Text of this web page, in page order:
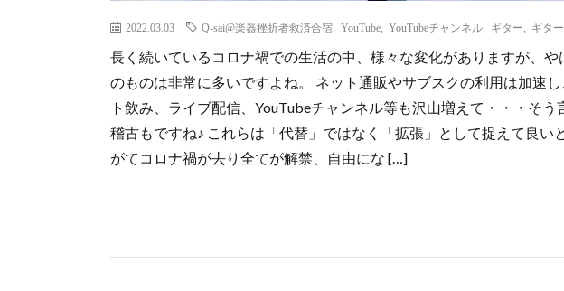
2022.03.03 Q-sai@楽器挫折者救済合宿 YouTube YouTubeチャンネル ギター ギタ
長く続いているコロナ禍での生活の中、様々な変化がありますが、
のものは非常に多いですよね。 ネット通販やサブスクの利用は加速
ト飲み、ライブ配信、YouTubeチャンネル等も沢山増えて・・・そ
稽古もですね♪ これらは「代替」ではなく「拡張」として捉えて良い
がてコロナ禍が去り全てが解禁、自由にな […]